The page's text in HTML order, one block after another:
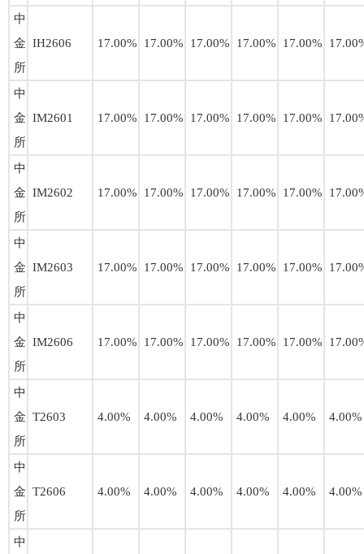
中
金
所
IH2606 17.00% 17.00% 17.00% 17.00% 17.00%
中
金
所
IM2601 17.00% 17.00% 17.00% 17.00% 17.00%
中
金
所
IM2602 17.00% 17.00% 17.00% 17.00% 17.00%
中
金
所
IM2603 17.00% 17.00% 17.00% 17.00% 17.00%
中
金
所
IM2606 17.00% 17.00% 17.00% 17.00% 17.00%
中
金
所
T2603 4.00% 4.00% 4.00% 4.00% 4.00% 4.00%
中
金
所
T2606 4.00% 4.00% 4.00% 4.00% 4.00% 4.00%
中